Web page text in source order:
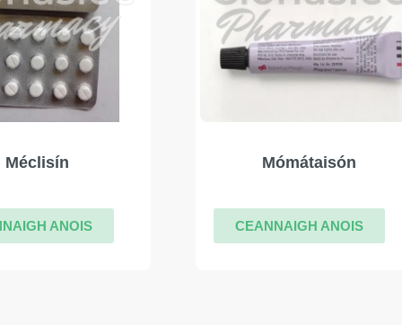
Méclisín
ANOIS
Mómátaisón
CEANNAIGH ANOIS